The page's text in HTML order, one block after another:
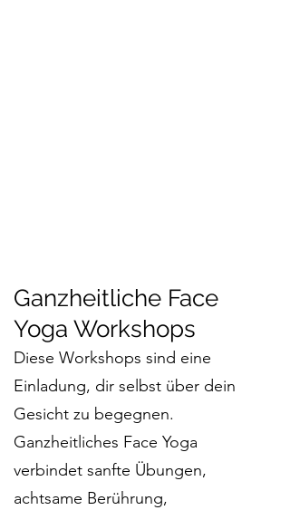
Ganzheitliche Face
Yoga Workshops
Diese Workshops sind eine
Einladung, dir selbst über dein
Gesicht zu begegnen.
Ganzheitliches Face Yoga
verbindet sanfte Übungen,
achtsame Berührung,